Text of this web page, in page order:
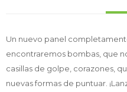
Un nuevo panel
encontraremos bombas, que
casillas de golpe, corazones,
nuevas formas de puntuar.